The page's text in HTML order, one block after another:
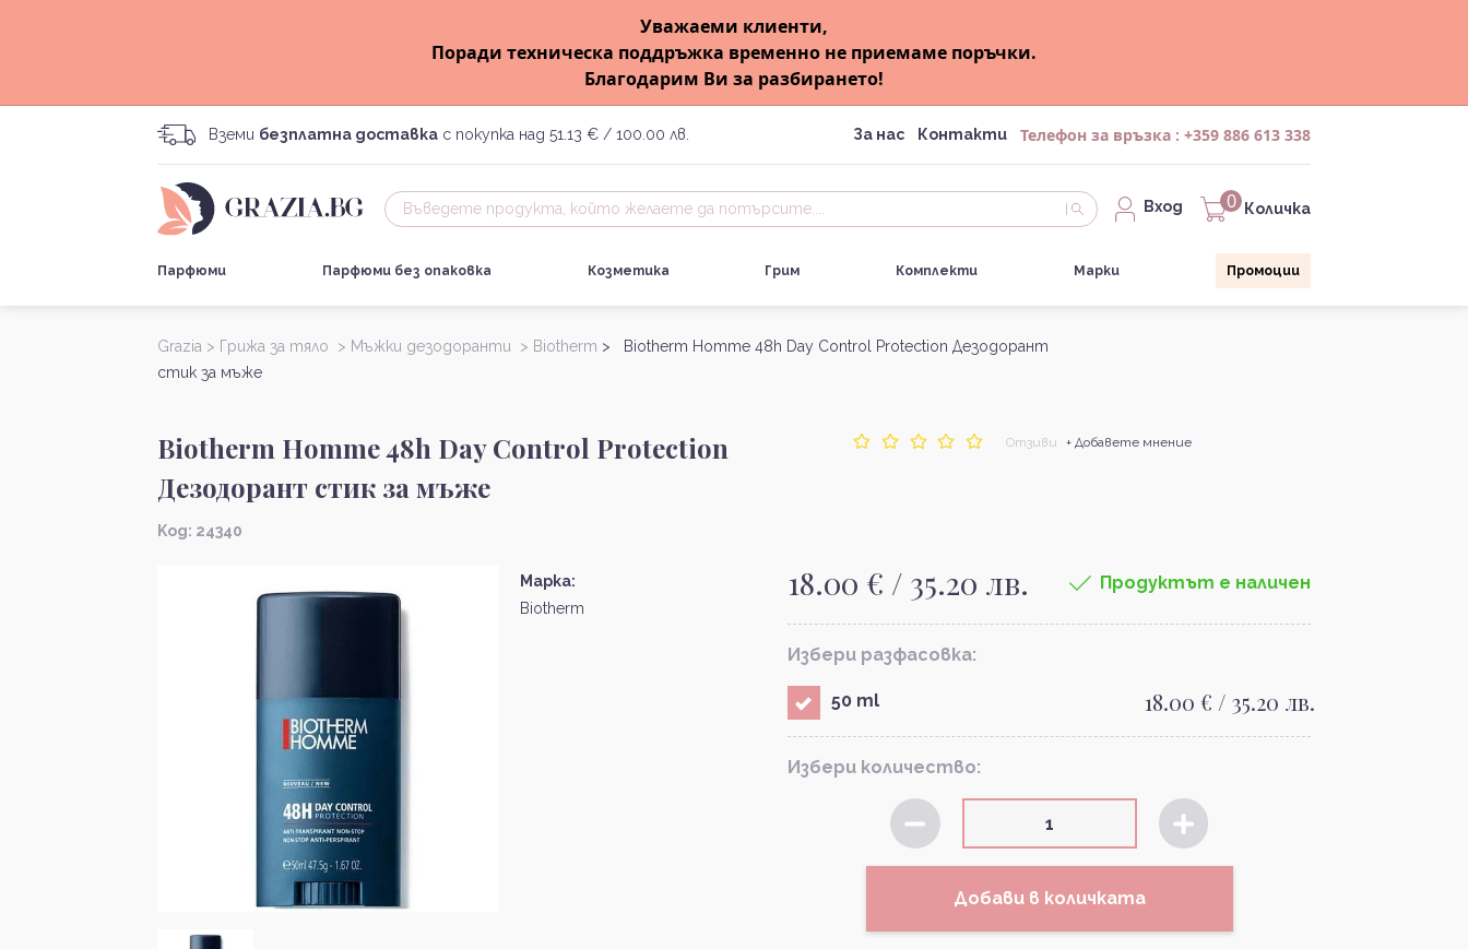
Уважаеми клиенти,
Поради техническа поддръжка временно не приемаме поръчки.
Благодарим Ви за разбирането!
Вземи безплатна доставка с покупка над 51.13 € / 100.00 лв. За нас Контакти Телефон за връзка : +359 886 613 338
Вход 0 Количка
Парфюми Парфюми без опаковка Козметика Грим Комплекти Марки Промоции
Grazia > Грижа за тяло > Мъжки дезодоранти > Biotherm > Biotherm Homme 48h Day Control Protection Дезодорант
стик за мъже
Biotherm Homme 48h Day Control Protection
Дезодорант стик за мъже
Kод: 24340
Отзиви + Добавете мнение
Марка:
Biotherm
18.00 € / 35.20 лв. Продуктът е наличен
Избери разфасовка:
50 ml 18.00 € / 35.20 лв.
Избери количество:
Добави в количката